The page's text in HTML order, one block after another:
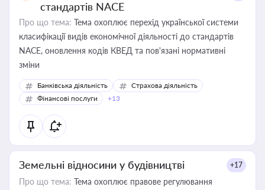
стандартів NACE
Про що тема: Тема охоплює перехід української системи
класифікації видів економічної діяльності до стандартів
NACE, оновлення кодів КВЕД та пов'язані нормативні
зміни
Банківська діяльність
Страхова діяльність
Фінансові послуги
+13
Земельні відносини у будівництві +17
Про що тема: Тема охоплює правове регулювання